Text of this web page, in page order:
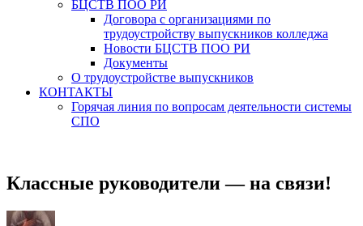
БЦСТВ ПОО РИ
Договора с организациями по
трудоустройству выпускников колледжа
Новости БЦСТВ ПОО РИ
Документы
О трудоустройстве выпускников
КОНТАКТЫ
Горячая линия по вопросам деятельности системы
СПО
Классные руководители — на связи!